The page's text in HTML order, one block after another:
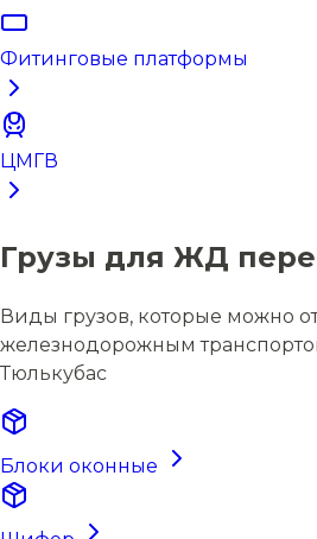
Фитинговые платформы
ЦМГВ
Грузы для ЖД
Виды грузов, которые можно
железнодорожным
Тюлькубас
Блоки оконные